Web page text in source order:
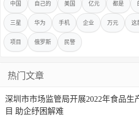
中国 自己的 美国 亿元 都是
三星 华为 手机 企业 万元 这
项目 俄罗斯 民警
热门文章
深圳市市场监管局开展2022年食品生
目 助企纾困解难